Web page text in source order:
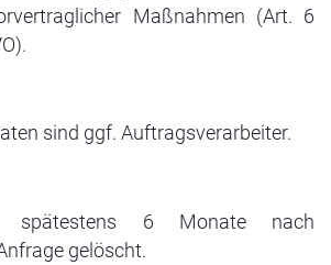
Maßnahmen (Art. 6
sind ggf. Auftragsverarbeiter.
spätestens 6 Monate nach
gelöscht.